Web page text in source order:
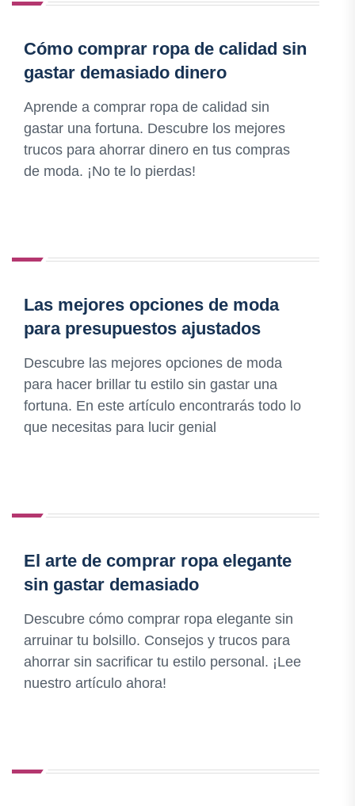
Cómo comprar ropa de calidad sin
gastar demasiado dinero
Aprende a comprar ropa de calidad sin
gastar una fortuna. Descubre los mejores
trucos para ahorrar dinero en tus compras
de moda. ¡No te lo pierdas!
Las mejores opciones de moda
para presupuestos ajustados
Descubre las mejores opciones de moda
para hacer brillar tu estilo sin gastar una
fortuna. En este artículo encontrarás todo lo
que necesitas para lucir genial
El arte de comprar ropa elegante
sin gastar demasiado
Descubre cómo comprar ropa elegante sin
arruinar tu bolsillo. Consejos y trucos para
ahorrar sin sacrificar tu estilo personal. ¡Lee
nuestro artículo ahora!